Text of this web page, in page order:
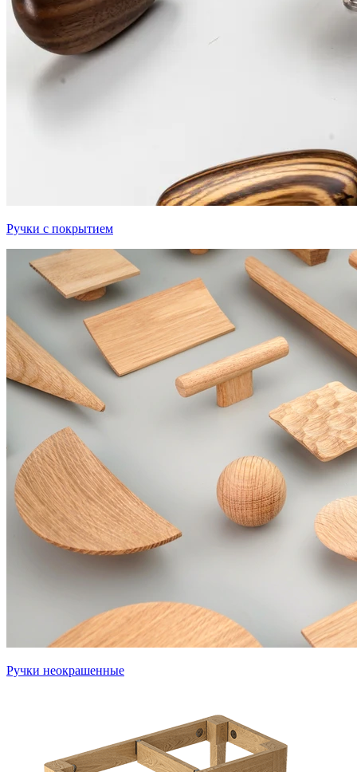
Ручки с покрытием
Ручки неокрашенные